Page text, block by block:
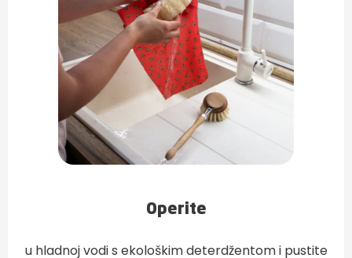
Operite
u hladnoj vodi s ekološkim deterdžentom i pustite